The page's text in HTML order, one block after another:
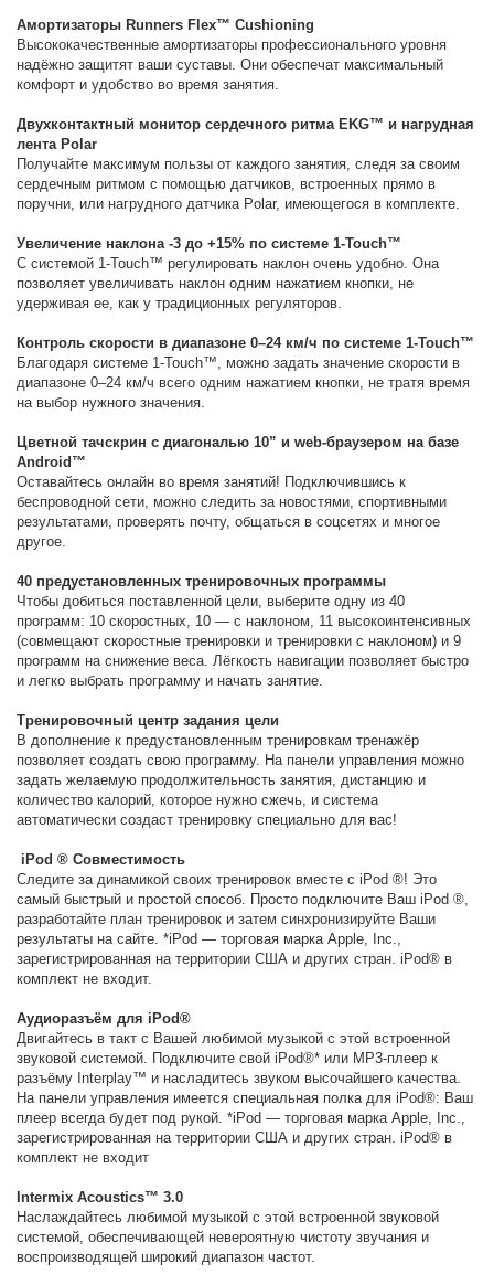
Амортизаторы Runners Flex™ Cushioning
Высококачественные амортизаторы профессионального уровня
надёжно защитят ваши суставы. Они обеспечат максимальный
комфорт и удобство во время занятия.
Двухконтактный монитор сердечного ритма EKG™ и нагрудная
лента Polar
Получайте максимум пользы от каждого занятия, следя за своим
сердечным ритмом с помощью датчиков, встроенных прямо в
поручни, или нагрудного датчика Polar, имеющегося в комплекте.
Увеличение наклона -3 до +15% по системе 1-Touch™
С системой 1-Touch™ регулировать наклон очень удобно. Она
позволяет увеличивать наклон одним нажатием кнопки, не
удерживая ее, как у традиционных регуляторов.
Контроль скорости в диапазоне 0–24 км/ч по системе 1-Touch™
Благодаря системе 1-Touch™, можно задать значение скорости в
диапазоне 0–24 км/ч всего одним нажатием кнопки, не тратя время
на выбор нужного значения.
Цветной тачскрин с диагональю 10” и web-браузером на базе
Android™
Оставайтесь онлайн во время занятий! Подключившись к
беспроводной сети, можно следить за новостями, спортивными
результатами, проверять почту, общаться в соцсетях и многое
другое.
40 предустановленных тренировочных программы
Чтобы добиться поставленной цели, выберите одну из 40
программ: 10 скоростных, 10 — с наклоном, 11 высокоинтенсивных
(совмещают скоростные тренировки и тренировки с наклоном) и 9
программ на снижение веса. Лёгкость навигации позволяет быстро
и легко выбрать программу и начать занятие.
Тренировочный центр задания цели
В дополнение к предустановленным тренировкам тренажёр
позволяет создать свою программу. На панели управления можно
задать желаемую продолжительность занятия, дистанцию и
количество калорий, которое нужно сжечь, и система
автоматически создаст тренировку специально для вас!
iPod ® Совместимость
Следите за динамикой своих тренировок вместе с iPod ®! Это
самый быстрый и простой способ. Просто подключите Ваш iPod ®,
разработайте план тренировок и затем синхронизируйте Ваши
результаты на сайте. *iPod — торговая марка Apple, Inc.,
зарегистрированная на территории США и других стран. iPod® в
комплект не входит.
Аудиоразъём для iPod®
Двигайтесь в такт с Вашей любимой музыкой с этой встроенной
звуковой системой. Подключите свой iPod®* или MP3-плеер к
разъёму Interplay™ и насладитесь звуком высочайшего качества.
На панели управления имеется специальная полка для iPod®: Ваш
плеер всегда будет под рукой. *iPod — торговая марка Apple, Inc.,
зарегистрированная на территории США и других стран. iPod® в
комплект не входит
Intermix Acoustics™ 3.0
Наслаждайтесь любимой музыкой с этой встроенной звуковой
системой, обеспечивающей невероятную чистоту звучания и
воспроизводящей широкий диапазон частот.